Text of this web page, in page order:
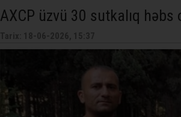
AXCP üzvü 30 sutkalıq həbs